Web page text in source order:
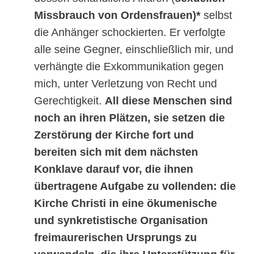
Missbrauch von Ordensfrauen)* selbst
die Anhänger schockierten. Er verfolgte
alle seine Gegner, einschließlich mir, und
verhängte die Exkommunikation gegen
mich, unter Verletzung von Recht und
Gerechtigkeit. All diese Menschen sind
noch an ihren Plätzen, sie setzen die
Zerstörung der Kirche fort und
bereiten sich mit dem nächsten
Konklave darauf vor, die ihnen
übertragene Aufgabe zu vollenden: die
Kirche Christi in eine ökumenische
und synkretistische Organisation
freimaurerischen Ursprungs zu